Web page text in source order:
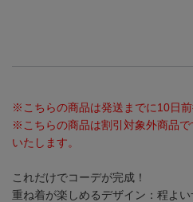
※こちらの商品は発送までに10日前
※こちらの商品は割引対象外商品
いたします。
これだけでコーデが完成！
重ね着が楽しめるデザイン：程よ